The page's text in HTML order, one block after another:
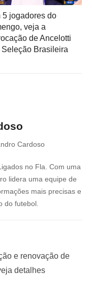
5 jogadores do
veja a
de Ancelotti
Seleção Brasileira
Cardoso
no Fla. Com uma
lidera uma equipe de
mais precisas e
do futebol.
e renovação de
detalhes